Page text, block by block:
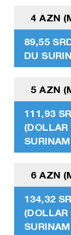
4 AZN
89,55
DU
5 AZN
111,93
(DOLLAR
6 AZN
134,32
(DOLLAR